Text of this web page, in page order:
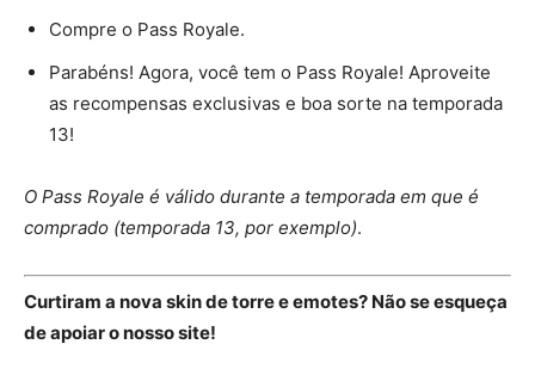
Compre o Pass Royale.
Parabéns! Agora, você tem o Pass Royale! Aproveite
as recompensas exclusivas e boa sorte na temporada
13!
O Pass Royale é válido durante a temporada em que é
comprado (temporada 13, por exemplo).
Curtiram a nova skin de torre e emotes? Não se esqueça
de apoiar o nosso site!